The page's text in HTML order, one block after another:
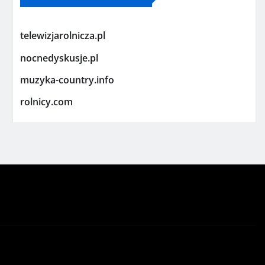
telewizjarolnicza.pl
nocnedyskusje.pl
muzyka-country.info
rolnicy.com